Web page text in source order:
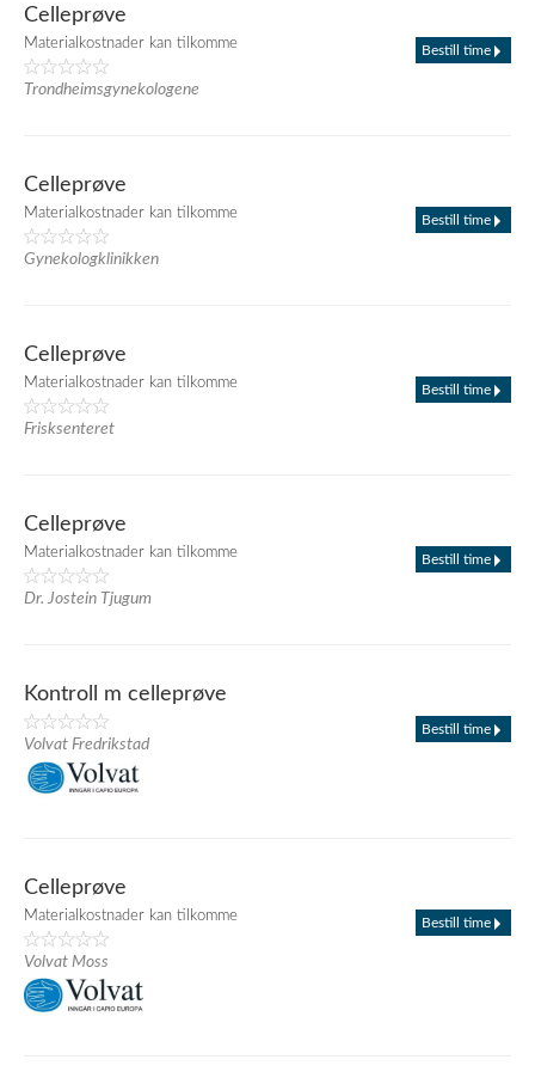
Celleprøve
Materialkostnader kan tilkomme
Trondheimsgynekologene
Bestill time
Celleprøve
Materialkostnader kan tilkomme
Gynekologklinikken
Bestill time
Celleprøve
Materialkostnader kan tilkomme
Frisksenteret
Bestill time
Celleprøve
Materialkostnader kan tilkomme
Dr. Jostein Tjugum
Bestill time
Kontroll m celleprøve
Volvat Fredrikstad
Bestill time
Celleprøve
Materialkostnader kan tilkomme
Volvat Moss
Bestill time